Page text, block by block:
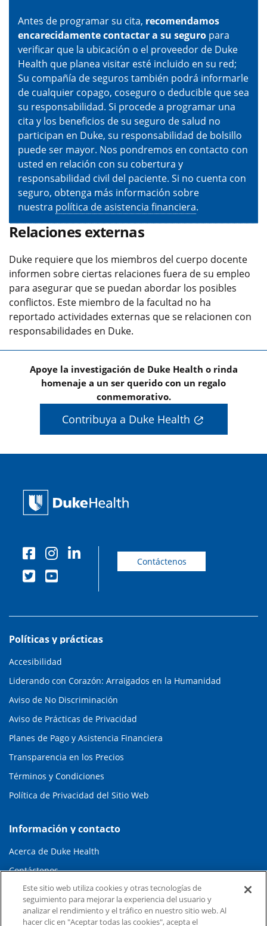
Antes de programar su cita, recomendamos
encarecidamente contactar a su seguro para
verificar que la ubicación o el proveedor de Duke
Health que planea visitar esté incluido en su red;
Su compañía de seguros también podrá informarle
de cualquier copago, coseguro o deducible que sea
su responsabilidad. Si procede a programar una
cita y los beneficios de su seguro de salud no
participan en Duke, su responsabilidad de bolsillo
puede ser mayor. Nos pondremos en contacto con
usted en relación con su cobertura y
responsabilidad civil del paciente. Si no cuenta con
seguro, obtenga más información sobre
nuestra política de asistencia financiera.
Relaciones externas
Duke requiere que los miembros del cuerpo docente
informen sobre ciertas relaciones fuera de su empleo
para asegurar que se puedan abordar los posibles
conflictos. Este miembro de la facultad no ha
reportado actividades externas que se relacionen con
responsabilidades en Duke.
Apoye la investigación de Duke Health o rinda
homenaje a un ser querido con un regalo
conmemorativo.
Contribuya a Duke Health
Contáctenos
Políticas y prácticas
Accesibilidad
Liderando con Corazón: Arraigados en la Humanidad
Aviso de No Discriminación
Aviso de Prácticas de Privacidad
Planes de Pago y Asistencia Financiera
Transparencia en los Precios
Términos y Condiciones
Política de Privacidad del Sitio Web
Información y contacto
Acerca de Duke Health
Contáctenos
Carreras en Duke Health
Sala de Prensa de Duke Health
Este sitio web utiliza cookies y otras tecnologías de
seguimiento para mejorar la experiencia del usuario y
analizar el rendimiento y el tráfico en nuestro sitio web. Al
hacer clic en "Aceptar todas las cookies", acepta el